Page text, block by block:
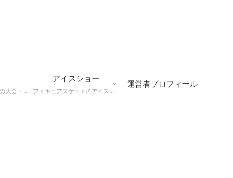
フィギュアスケートの大会・アイスショー会場について、座席表やトイレなど観戦にやくだつ情報まとめ
アイスショー
フィギュアスケートのアイスショーの情報、会場やチケット
運営者プロフィール